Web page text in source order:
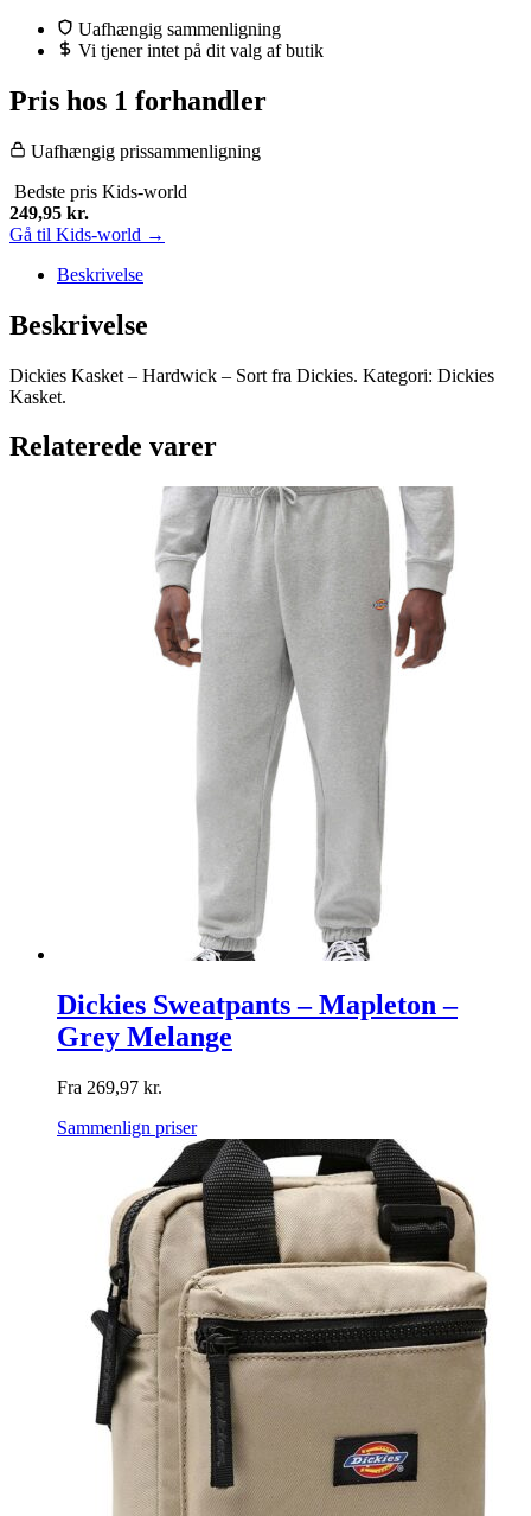
Uafhængig sammenligning
Vi tjener intet på dit valg af butik
Pris hos 1 forhandler
Uafhængig prissammenligning
Bedste pris Kids-world
249,95 kr.
Gå til Kids-world →
Beskrivelse
Beskrivelse
Dickies Kasket – Hardwick – Sort fra Dickies. Kategori: Dickies
Kasket.
Relaterede varer
Dickies Sweatpants – Mapleton –
Grey Melange
Fra 269,97 kr.
Sammenlign priser